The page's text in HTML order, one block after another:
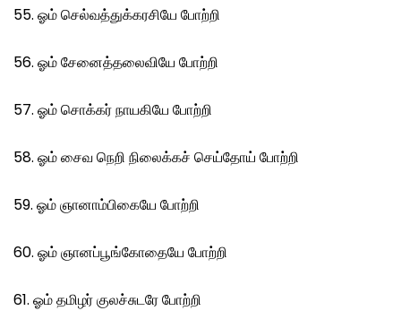
55. ஓம் செல்வத்துக்கரசியே போற்றி
56. ஓம் சேனைத்தலைவியே போற்றி
57. ஓம் சொக்கர் நாயகியே போற்றி
58. ஓம் சைவ நெறி நிலைக்கச் செய்தோய் போற்றி
59. ஓம் ஞானாம்பிகையே போற்றி
60. ஓம் ஞானப்பூங்கோதையே போற்றி
61. ஓம் தமிழர் குலச்சுடரே போற்றி